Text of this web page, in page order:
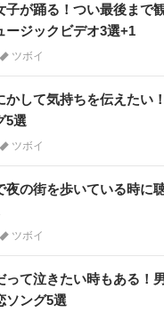
子が踊る！つい最後まで
ージックビデオ3選+1
ツボイ
かして気持ちを伝えたい
5選
ツボイ
夜の街を歩いている時に
ツボイ
って泣きたい時もある！
ソング5選